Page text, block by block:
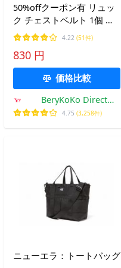
50%offクーポン有 リュッ
ク チェストベルト 1個 太
さ 2.5cm リュックベルト
リュックストラップ 子供
大人 フリーサイズ バック
パック ランドセル
4.22 (51件)
830 円
価格比較
BeryKoKo Direct
Yahoo店
4.75 (3,258件)
ニューエラ：トートバッグ